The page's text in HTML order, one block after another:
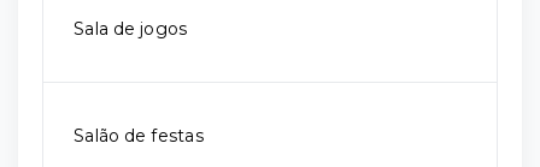
Sala de jogos
Salão de festas